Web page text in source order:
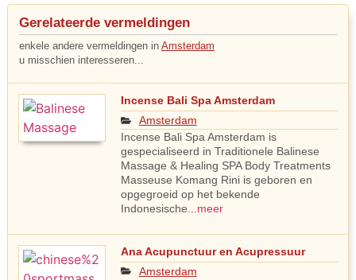
Gerelateerde vermeldingen
enkele andere vermeldingen in Amsterdam
u misschien interesseren...
Incense Bali Spa Amsterdam
Amsterdam
Incense Bali Spa Amsterdam is
gespecialiseerd in Traditionele Balinese
Massage & Healing SPA Body Treatments
Masseuse Komang Rini is geboren en
opgegroeid op het bekende
Indonesische ...meer
Ana Acupunctuur en Acupressuur
Amsterdam